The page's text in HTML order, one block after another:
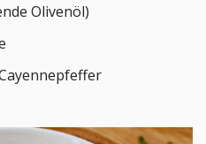
Olivenöl)